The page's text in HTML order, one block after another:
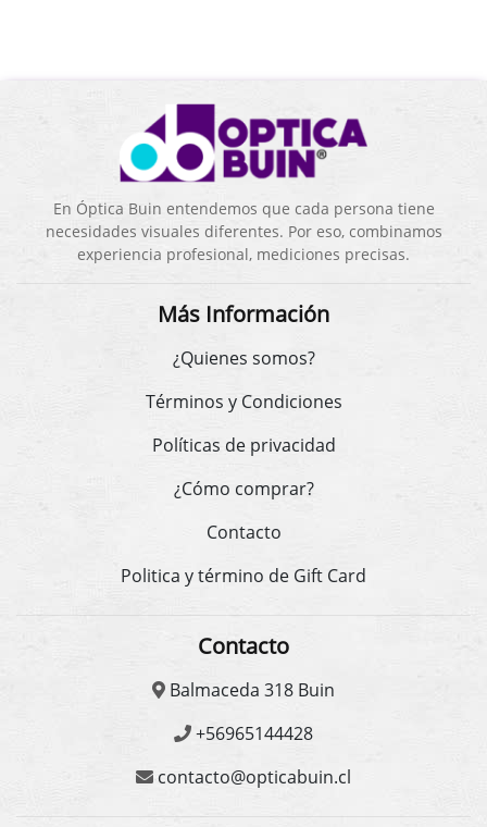
En Óptica Buin entendemos que cada persona tiene
necesidades visuales diferentes. Por eso, combinamos
experiencia profesional, mediciones precisas.
Más Información
¿Quienes somos?
Términos y Condiciones
Políticas de privacidad
¿Cómo comprar?
Contacto
Politica y término de Gift Card
Contacto
Balmaceda 318 Buin
+56965144428
contacto@opticabuin.cl